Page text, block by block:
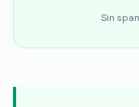
Sin